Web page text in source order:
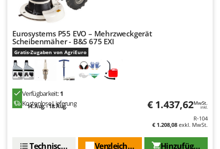
Eurosystems P55 EVO – Mehrzweckgerät
Scheibenmäher - B&S 675 EXI
Gratis-Zugaben von AgriEuro
Verfügbarkeit:1
Kostenlose Lieferung
14. Aug. - 18. Aug. € 1.437,62MwSt.
inkl.
R-104
€ 1.208,08 exkl. MwSt.
Hinzufügen
Vergleichen Sie
Technische Daten